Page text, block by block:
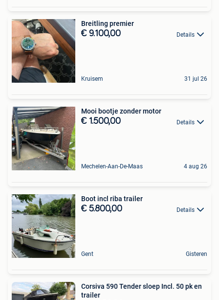
Breitling premier
€ 9.100,00 Details
Kruisem 31 jul 26
Mooi bootje zonder motor
€ 1.500,00 Details
Mechelen-Aan-De-Maas 4 aug 26
Boot incl riba trailer
€ 5.800,00 Details
Gent Gisteren
Corsiva 590 Tender sloep Incl. 50 pk en
trailer